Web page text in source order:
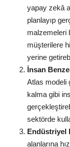
Hakkımızda
Galeri
İletişim
English
yapay zekâ
planlayıp
malzemeleri
müşterilere
yerine
İnsan
Atlas modeli
kalma gibi
sektörde
Endüstriyel
alanlarına